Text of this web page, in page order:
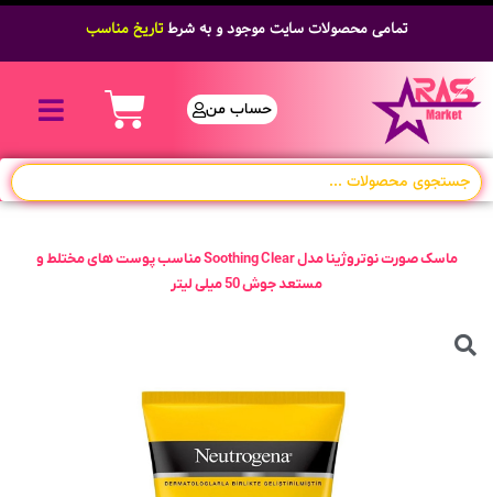
تمامی محصولات سایت موجود و به شرطتاریخ مناسب
حساب من
ماسک صورت نوتروژینا مدل Soothing Clear مناسب پوست های مختلط و
مستعد جوش 50 میلی لیتر